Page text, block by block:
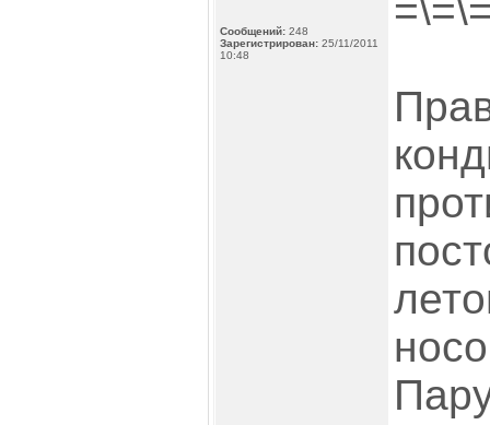
Сообщений: 248
Зарегистрирован: 25/11/2011
10:48